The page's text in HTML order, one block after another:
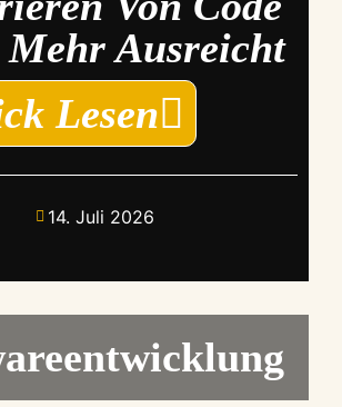
Ausreicht
Lesen
14. Juli 2026